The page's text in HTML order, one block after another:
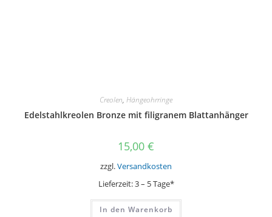
Creolen, Hängeohrringe
Edelstahlkreolen Bronze mit filigranem Blattanhänger
15,00 €
zzgl.Versandkosten
Lieferzeit:3 – 5 Tage*
In den Warenkorb